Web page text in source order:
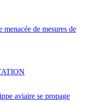
de mesures de
aviaire se propage